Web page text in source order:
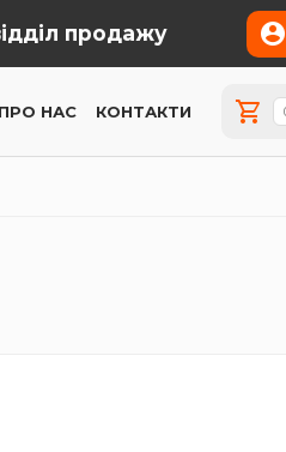
продажу
ПРО НАС КОНТАКТИ